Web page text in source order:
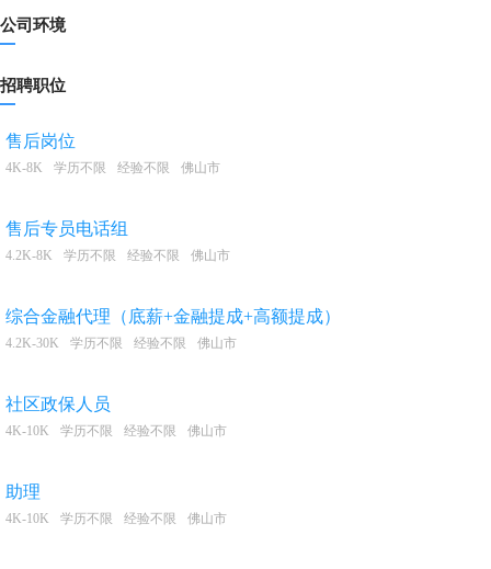
公司环境
招聘职位
售后岗位
4K-8K 学历不限 经验不限 佛山市
售后专员电话组
4.2K-8K 学历不限 经验不限 佛山市
综合金融代理（底薪+金融提成+高额提成）
4.2K-30K 学历不限 经验不限 佛山市
社区政保人员
4K-10K 学历不限 经验不限 佛山市
助理
4K-10K 学历不限 经验不限 佛山市